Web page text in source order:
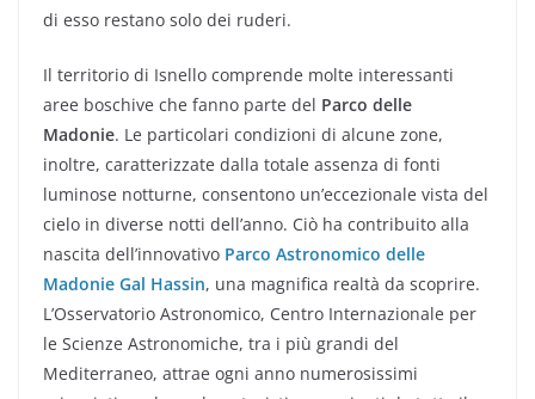
di esso restano solo dei ruderi.
Il territorio di Isnello comprende molte interessanti
aree boschive che fanno parte del Parco delle
Madonie. Le particolari condizioni di alcune zone,
inoltre, caratterizzate dalla totale assenza di fonti
luminose notturne, consentono un’eccezionale vista del
cielo in diverse notti dell’anno. Ciò ha contribuito alla
nascita dell’innovativo Parco Astronomico delle
Madonie Gal Hassin, una magnifica realtà da scoprire.
L’Osservatorio Astronomico, Centro Internazionale per
le Scienze Astronomiche, tra i più grandi del
Mediterraneo, attrae ogni anno numerosissimi